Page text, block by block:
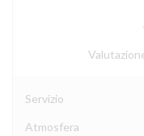
Servizio
Atmosfera